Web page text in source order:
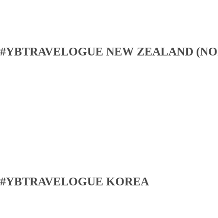
#YBTRAVELOGUE NEW ZEALAND
#YBTRAVELOGUE KOREA